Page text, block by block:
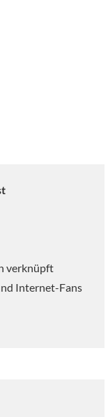
verknüpft
Internet-Fans